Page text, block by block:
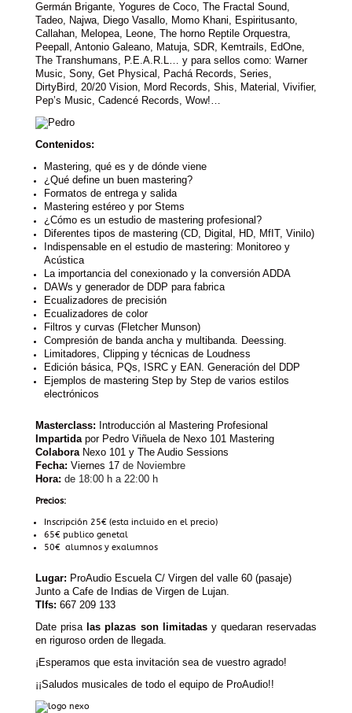
Germán Brigante, Yogures de Coco, The Fractal Sound,
Tadeo, Najwa, Diego Vasallo, Momo Khani, Espiritusanto,
Callahan, Melopea, Leone, The horno Reptile Orquestra,
Peepall, Antonio Galeano, Matuja, SDR, Kemtrails, EdOne,
The Transhumans, P.E.A.R.L… y para sellos como: Warner
Music, Sony, Get Physical, Pachá Records, Series,
DirtyBird, 20/20 Vision, Mord Records, Shis, Material, Vivifier,
Pep’s Music, Cadencé Records, Wow!…
Contenidos:
Mastering, qué es y de dónde viene
¿Qué define un buen mastering?
Formatos de entrega y salida
Mastering estéreo y por Stems
¿Cómo es un estudio de mastering profesional?
Diferentes tipos de mastering (CD, Digital, HD, MfIT, Vinilo)
Indispensable en el estudio de mastering: Monitoreo y
Acústica
La importancia del conexionado y la conversión ADDA
DAWs y generador de DDP para fabrica
Ecualizadores de precisión
Ecualizadores de color
Filtros y curvas (Fletcher Munson)
Compresión de banda ancha y multibanda. Deessing.
Limitadores, Clipping y técnicas de Loudness
Edición básica, PQs, ISRC y EAN. Generación del DDP
Ejemplos de mastering Step by Step de varios estilos
electrónicos
Masterclass: Introducción al Mastering Profesional
Impartidapor Pedro Viñuela de Nexo 101 Mastering
ColaboraNexo 101 y The Audio Sessions
Fecha: Viernes 17de Noviembre
Hora: de 18:00 h a 22:00 h
Precios:
Inscripción 25€ (esta incluido en el precio)
65€ publico genetal
50€ alumnos y exalumnos
Lugar: ProAudio Escuela C/ Virgen del valle 60 (pasaje)
Junto a Cafe de Indias de Virgen de Lujan.
Tlfs: 667 209 133
Date prisa las plazas son limitadasy quedaran reservadas
en riguroso orden de llegada.
¡Esperamos que esta invitación sea de vuestro agrado!
¡¡Saludos musicales de todo el equipo de ProAudio!!